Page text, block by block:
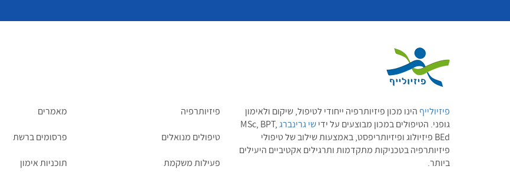
פיזיולייף הינו מכון פיזיותרפיה ייחודי לטיפול, שיקום ולאימון
גופני. הטיפולים במכון מבוצעים על ידישי גרינברגMSc, BPT,
BEd פיזיולוג ופיזיותריפסט, באמצעות שילוב של טיפולי
פיזיותרפיה בטכניקות מתקדמות ותרגילים אקטיביים היעילים
ביותר.
פיזיותרפיה
טיפולים מנואלים
פעילות משקמת
מאמרים
פרסומים ברשת
תוכניות אימון